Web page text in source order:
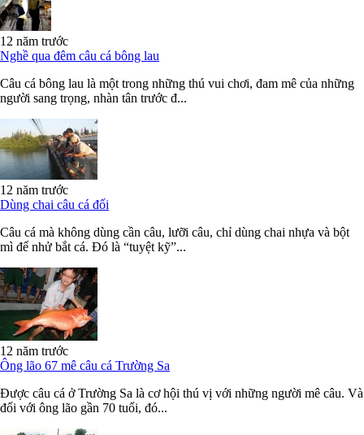
12 năm trước
Nghề qua đêm câu cá bông lau
Câu cá bông lau là một trong những thú vui chơi, đam mê của những
người sang trọng, nhàn tân trước đ...
12 năm trước
Dùng chai câu cá đối
Câu cá mà không dùng cần câu, lưỡi câu, chỉ dùng chai nhựa và bột
mì để nhử bắt cá. Đó là “tuyệt kỹ”...
12 năm trước
Ông lão 67 mê câu cá Trường Sa
Được câu cá ở Trường Sa là cơ hội thú vị với những người mê câu. Và
đối với ông lão gần 70 tuổi, đó...